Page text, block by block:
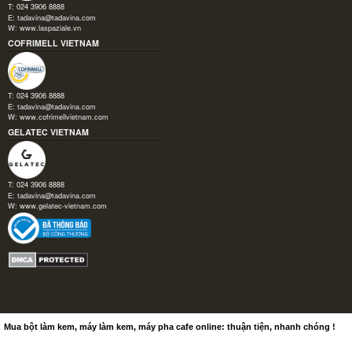
T: 024 3906 8888
E: tadavina@tadavina.com
W: www.laspaziale.vn
COFRIMELL VIETNAM
T: 024 3906 8888
E: tadavina@tadavina.com
W: www.cofrimellvietnam.com
GELATEC VIETNAM
T: 024 3906 8888
E: tadavina@tadavina.com
W: www.gelatec-vietnam.com
Mua bột làm kem, máy làm kem, máy pha cafe online: thuận tiện, nhanh chóng !